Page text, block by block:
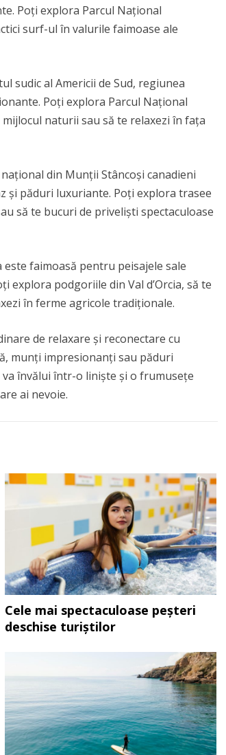
Poți explora Parcul Național
surf-ul în valurile faimoase ale
sudic al Americii de Sud, regiunea
Poți explora Parcul Național
naturii sau să te relaxezi în fața
din Munții Stâncoși canadieni
și păduri luxuriante. Poți explora trasee
să te bucuri de priveliști spectaculoase
este faimoasă pentru peisajele sale
explora podgoriile din Val d’Orcia, să te
în ferme agricole tradiționale.
de relaxare și reconectare cu
munți impresionanți sau păduri
învălui într-o liniște și o frumusețe
ai nevoie.
Cele mai spectaculoase peșteri
deschise turiștilor